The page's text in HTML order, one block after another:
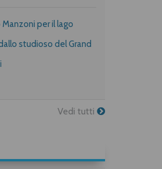
per il lago
studioso del Grand
Vedi tutti